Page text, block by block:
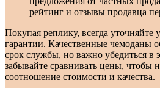
рейтинг и отзывы продавца
Покупая реплику, всегда уточняйте
гарантии. Качественные чемоданы
срок службы, но важно убедиться в
забывайте сравнивать цены, чтобы
соотношение стоимости и качества.